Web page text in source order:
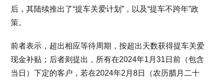
后，其陆续推出了“提车关爱计划”，以及“提车不跨年”政
策。
前者表示，超出相应等待周期，按超出天数获得提车关爱
现金补贴；后者则提出，所有在2024年1月31日前（包含
当日）下定的客户，若在2024年2月8日（农历腊月二十